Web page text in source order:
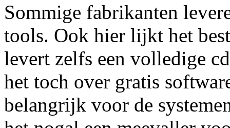
Sommige fabrikanten
tools. Ook hier lijkt het
levert zelfs een volledige
het toch over gratis
belangrijk voor de